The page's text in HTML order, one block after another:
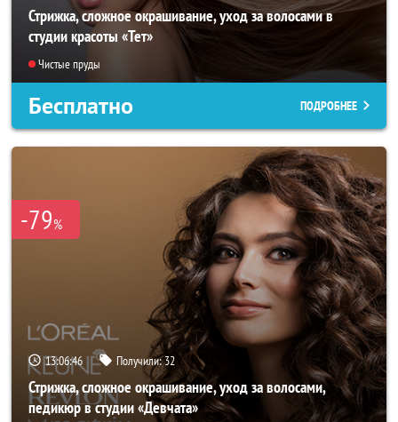
Стрижка, сложное окрашивание, уход за волосами в
студии красоты «Тет»
Чистые пруды
Бесплатно ПОДРОБНЕЕ
-79%
13:06:45 Получили:32
Стрижка, сложное окрашивание, уход за волосами,
педикюр в студии «Девчата»